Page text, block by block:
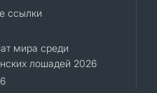
ссылки
мира среди
лошадей 2026